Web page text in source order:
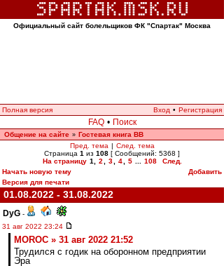
Официальный сайт болельщиков ФК "Спартак" Москва
Полная версия Вход • Регистрация
FAQ • Поиск
Общение на сайте » Гостевая книга ВВ
Пред. тема | След. тема
Страница 1 из 108 [ Сообщений: 5368 ]
На страницу 1 2 3 4 5 108
След.
Начать новую тему
Добавить
Версия для печати
01.08.2022 - 31.08.2022
DyG -
31 авг 2022 23:24
MOROC » 31 авг 2022 21:52
Трудился с годик на оборонном предприятии
Эра